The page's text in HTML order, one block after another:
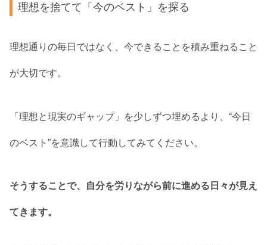
理想を捨てて「今のベスト」を探る
理想通りの毎日ではなく、今できることを積み重ねること
が大切です。
「理想と現実のギャップ」を少しずつ埋めるより、“今日
のベスト”を意識して行動してみてください。
そうすることで、自分を労りながら前に進める日々が見え
てきます。